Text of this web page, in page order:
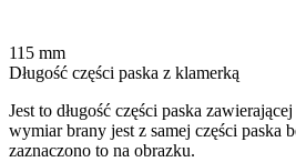
115 mm
Długość części paska z klamerką
Jest to długość części paska
wymiar brany jest z samej części paska
zaznaczono to na obrazku.